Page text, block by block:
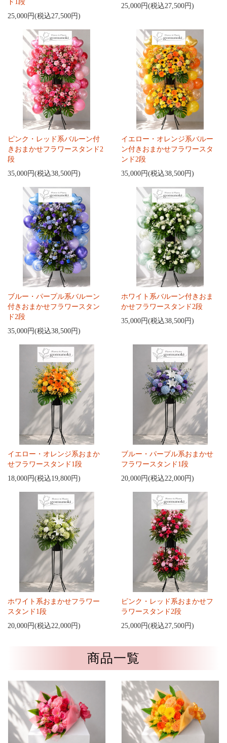
ド1段
25,000円(税込27,500円)
25,000円(税込27,500円)
ピンク・レッド系バルーン付
きおまかせフラワースタンド2
段
35,000円(税込38,500円)
イエロー・オレンジ系バルー
ン付きおまかせフラワースタ
ンド2段
35,000円(税込38,500円)
ブルー・パープル系バルーン
付きおまかせフラワースタン
ド2段
35,000円(税込38,500円)
ホワイト系バルーン付きおま
かせフラワースタンド2段
35,000円(税込38,500円)
イエロー・オレンジ系おまか
せフラワースタンド1段
18,000円(税込19,800円)
ブルー・パープル系おまかせ
フラワースタンド1段
20,000円(税込22,000円)
ホワイト系おまかせフラワー
スタンド1段
20,000円(税込22,000円)
ピンク・レッド系おまかせフ
ラワースタンド2段
25,000円(税込27,500円)
商品一覧